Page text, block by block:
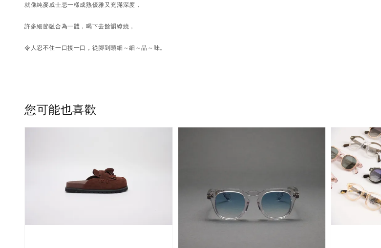
就像純麥威士忌一樣成熟優雅又充滿深度，
許多細節融合為一體，喝下去餘韻繚繞，
令人忍不住一口接一口，從腳到頭細～細～品～ 味。
您可能也喜歡